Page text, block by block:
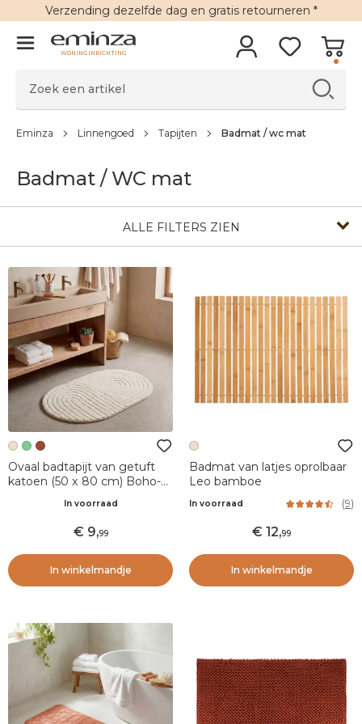
Verzending dezelfde dag en gratis retourneren *
WONINGINRICHTING
Eminza Linnengoed Tapijten Badmat / wc mat
Badmat / WC mat
ALLE FILTERS ZIEN
Ovaal badtapijt van getuft
katoen (50 x 80 cm) Boho-
In voorraad
9,99
In winkelmandje
Badmat van latjes oprolbaar
Leo bamboe
In voorraad (9)
12,99
In winkelmandje